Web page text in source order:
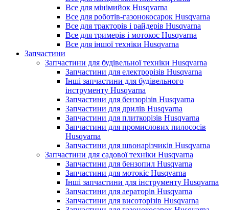
Все для мінімийок Husqvarna
Все для роботів-газонокосарок Husqvarna
Все для тракторів і райдерів Husqvarna
Все для тримерів і мотокос Husqvarna
Все для іншої техніки Husqvarna
Запчастини
Запчастини для будівельної техніки Husqvarna
Запчастини для електрорізів Husqvarna
Інші запчастини для будівельного
інструменту Husqvarna
Запчастини для бензорізів Husqvarna
Запчастини для дрилів Husqvarna
Запчастини для плиткорізів Husqvarna
Запчастини для промислових пилососів
Husqvarna
Запчастини для швонарізчиків Husqvarna
Запчастини для садової техніки Husqvarna
Запчастини для бензопил Husqvarna
Запчастини для мотокіс Husqvarna
Інші запчастини для інструменту Husqvarna
Запчастини для аераторів Husqvarna
Запчастини для висоторізів Husqvarna